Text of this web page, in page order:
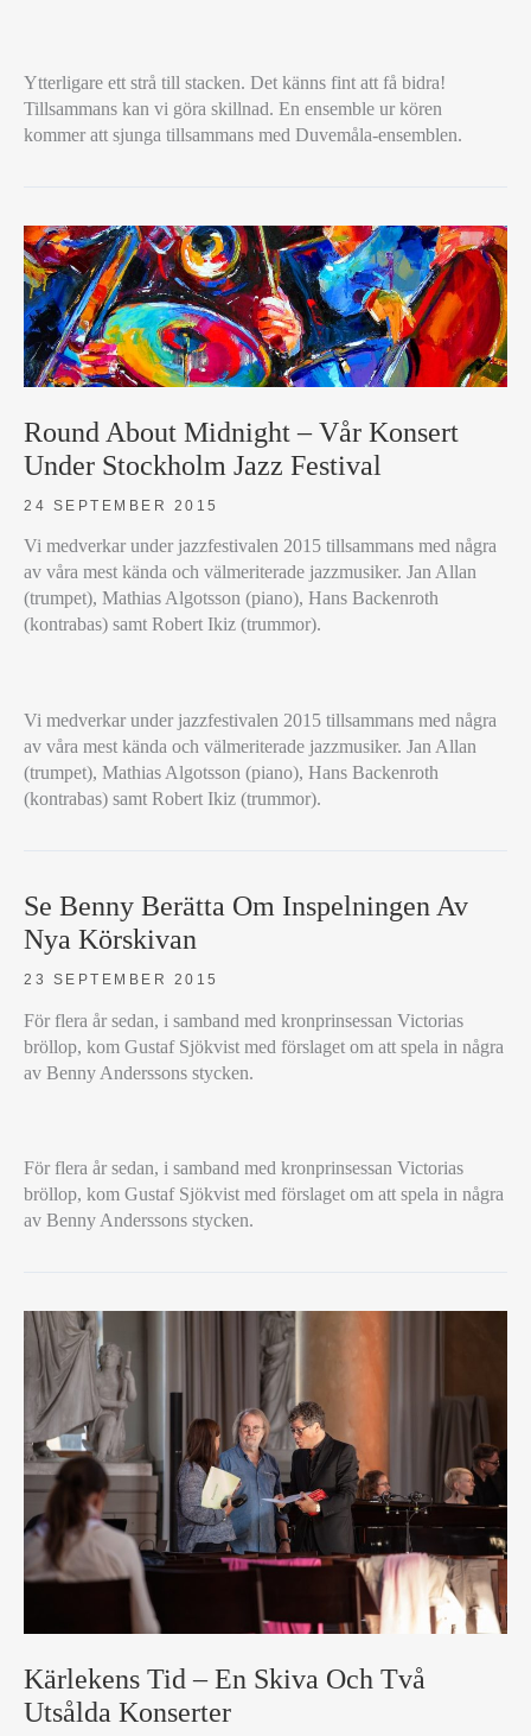
MEDVERKAR
VID
KONSERTEN
Ytterligare ett strå till stacken. Det känns fint att få bidra!
Tillsammans kan vi göra skillnad. En ensemble ur kören
kommer att sjunga tillsammans med Duvemåla-ensemblen.
Round About Midnight – Vår Konsert
Under Stockholm Jazz Festival
24 SEPTEMBER 2015
Vi medverkar under jazzfestivalen 2015 tillsammans med några
av våra mest kända och välmeriterade jazzmusiker. Jan Allan
(trumpet), Mathias Algotsson (piano), Hans Backenroth
(kontrabas) samt Robert Ikiz (trummor).
ABOUT
MIDNIGHT
–
VÅR
JAZZ
FESTIVAL
Vi medverkar under jazzfestivalen 2015 tillsammans med några
av våra mest kända och välmeriterade jazzmusiker. Jan Allan
(trumpet), Mathias Algotsson (piano), Hans Backenroth
(kontrabas) samt Robert Ikiz (trummor).
Se Benny Berätta Om Inspelningen Av
Nya Körskivan
23 SEPTEMBER 2015
För flera år sedan, i samband med kronprinsessan Victorias
bröllop, kom Gustaf Sjökvist med förslaget om att spela in några
av Benny Anderssons stycken.
BENNY
BERÄTTA
OM
KÖRSKIVAN
För flera år sedan, i samband med kronprinsessan Victorias
bröllop, kom Gustaf Sjökvist med förslaget om att spela in några
av Benny Anderssons stycken.
Kärlekens Tid – En Skiva Och Två
Utsålda Konserter